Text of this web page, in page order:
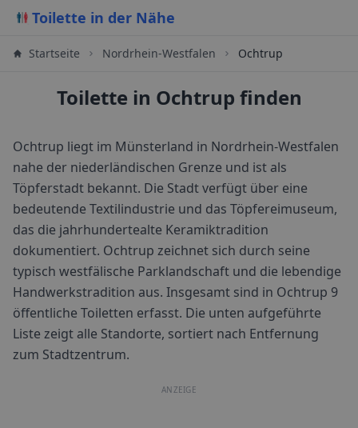
Toilette in der Nähe
Startseite Nordrhein-Westfalen Ochtrup
Toilette in Ochtrup finden
Ochtrup liegt im Münsterland in Nordrhein-Westfalen
nahe der niederländischen Grenze und ist als
Töpferstadt bekannt. Die Stadt verfügt über eine
bedeutende Textilindustrie und das Töpfereimuseum,
das die jahrhundertealte Keramiktradition
dokumentiert. Ochtrup zeichnet sich durch seine
typisch westfälische Parklandschaft und die lebendige
Handwerkstradition aus. Insgesamt sind in Ochtrup 9
öffentliche Toiletten erfasst. Die unten aufgeführte
Liste zeigt alle Standorte, sortiert nach Entfernung
zum Stadtzentrum.
ANZEIGE